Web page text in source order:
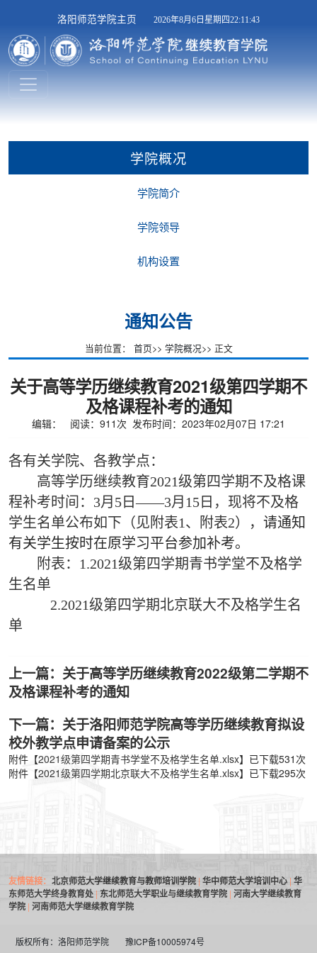
洛阳师范学院主页 2026年8月6日星期四22:11:43
学院概况
学院简介
学院领导
机构设置
通知公告
当前位置： 首页>> 学院概况>> 正文
关于高等学历继续教育2021级第四学期不
及格课程补考的通知
编辑： 阅读： 911次 发布时间：2023年02月07日 17:21
各有关学院、各教学点：
高等学历继续教育2021级第四学期不及格课
程补考时间：3月5日——3月15日，现将不及格
学生名单公布如下（见附表1、附表2）， 请通知
有关学生按时在原学习平台参加补考。
附表：1.2021级第四学期青书学堂不及格学
生名单
2.2021级第四学期北京联大不及格学生名
单
上一篇：关于高等学历继续教育2022级第二学期不
及格课程补考的通知
下一篇：关于洛阳师范学院高等学历继续教育拟设
校外教学点申请备案的公示
附件【2021级第四学期青书学堂不及格学生名单.xlsx】已下载531次
附件【2021级第四学期北京联大不及格学生名单.xlsx】已下载295次
友情链接： 北京师范大学继续教育与教师培训学院 | 华中师范大学培训中心 | 华
东师范大学终身教育处 | 东北师范大学职业与继续教育学院 | 河南大学继续教育
学院 | 河南师范大学继续教育学院
版权所有：洛阳师范学院
豫ICP备10005974号